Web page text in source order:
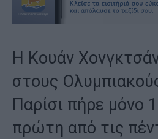
Η Κουάν
στους
Παρίσι πήρε μόνο
πρώτη από τις